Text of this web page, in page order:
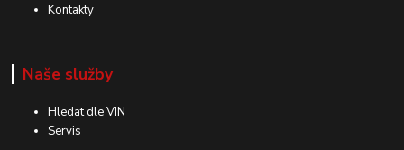
Kontakty
Naše služby
Hledat dle VIN
Servis